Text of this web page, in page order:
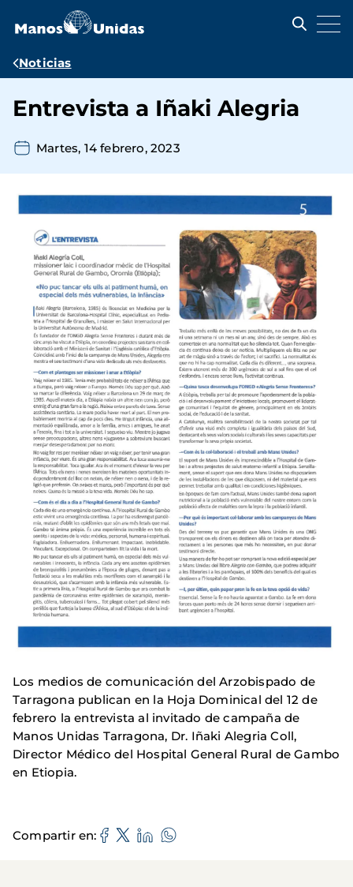
contenido
Ruta
navegación
Noticias
Entrevista a Iñaki Alegria
Martes, 14 febrero, 2023
Los medios de comunicación del Arzobispado de
Tarragona publican en la Hoja Dominical del 12 de
febrero la entrevista al invitado de campaña de
Manos Unidas Tarragona, Dr. Iñaki Alegria Coll,
Director Médico del Hospital General Rural de Gambo
en Etiopia.
Compartir en